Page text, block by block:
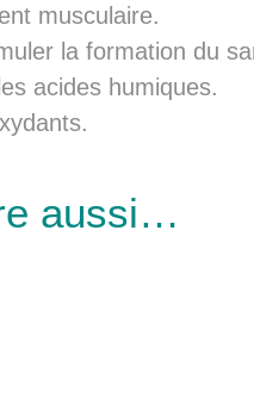
musculaire.
la formation du
acides humiques.
aussi…